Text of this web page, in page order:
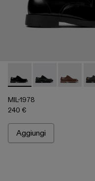
MIL-1978 - A500002-
MIL-1978 -
MIL-
MIL-1978
240 €
Aggiungi